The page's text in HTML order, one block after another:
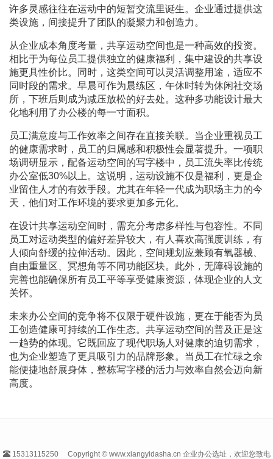
许多灵感往往在运动中的短暂交流里诞生。企业通过提供这
类设施，间接提升了团队的凝聚力和创造力。
从企业成本角度考量，共享运动空间也是一种高效的投资。
相比于为每位员工提供独立的健康福利，集中建设的共享设
施更具性价比。同时，这类空间可以灵活调整用途，适应不
同时段的需求。早晨可作为晨练区，午休时转为休闲社交场
所，下班后则成为减压放松的好去处。这种多功能设计最大
化地利用了办公楼的每一寸面积。
员工满意度与工作效率之间存在直接关联。当企业重视员工
的健康需求时，员工的归属感和积极性会显著提升。一项职
场调研显示，配备运动空间的写字楼中，员工流失率比传统
办公室低30%以上。这说明，运动设施不仅是福利，更是企
业留住人才的有效手段。尤其在年轻一代成为职场主力的今
天，他们对工作环境的要求更加多元化。
在设计共享运动空间时，需充分考虑多样性与包容性。不同
员工对运动类型的偏好差异较大，有人喜欢高强度训练，有
人倾向舒缓的拉伸活动。因此，空间规划应兼顾有氧器械、
自由重量区、冥想角等不同功能区块。此外，无障碍设施的
完善也能确保所有员工平等享受健康资源，体现企业的人文
关怀。
未来办公空间的竞争将不仅限于硬件设施，更在于能否为员
工创造健康可持续的工作生态。共享运动空间的普及正是这
一趋势的体现。它既回应了现代职场人对健康的迫切需求，
也为企业塑造了更具吸引力的品牌形象。当员工在忙碌之余
能便捷地舒展身体，整栋写字楼的活力与效率自然会迈向新
高度。
15313115250 Copyright © www.xiangyidasha.cn 企业办公选址，欢迎您致电